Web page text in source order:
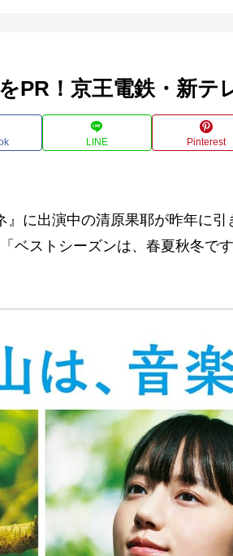
PR！京王電鉄・新テ
LINE Pinterest
に出演中の清原果耶が昨年に引
ベストシーズンは、春夏秋冬で